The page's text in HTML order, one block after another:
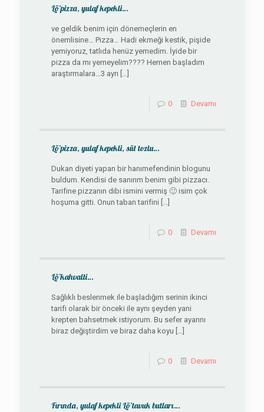
Lö’pizza, yulaf kepekli…
ve geldik benim için dönemeçlerin en
önemlisine… Pizza… Hadi ekmeği kestik, pişide
yemiyoruz, tatlıda henüz yemedim. İyide bir
pizza da mı yemeyelim???? Hemen başladım
araştırmalara…3 ayrı […]
0 Devamı
Lö’pizza, yulaf kepekli, süt tozlu…
Dukan diyeti yapan bir hanımefendinin blogunu
buldum. Kendisi de sanırım benim gibi pizzacı.
Tarifine pizzanın dibi ismini vermiş 🙂 isim çok
hoşuma gitti. Onun taban tarifini […]
0 Devamı
Lö’kahvalti…
Sağlıklı beslenmek ile başladığım serinin ikinci
tarifi olarak bir önceki ile aynı şeyden yani
krepten bahsetmek istiyorum. Bu sefer ayarını
biraz değiştirdim ve biraz daha koyu […]
0 Devamı
Fırında, yulaf kepekli Lö’tavuk butları…